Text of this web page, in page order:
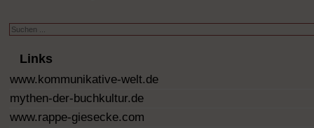
Suchen
Links
www.kommunikative-welt.de
mythen-der-buchkultur.de
www.rappe-giesecke.com